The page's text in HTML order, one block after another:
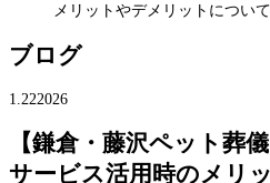
メリットやデメリットについ
ブログ
1.222026
【鎌倉・藤沢ペット葬
サービス活用時のメリ